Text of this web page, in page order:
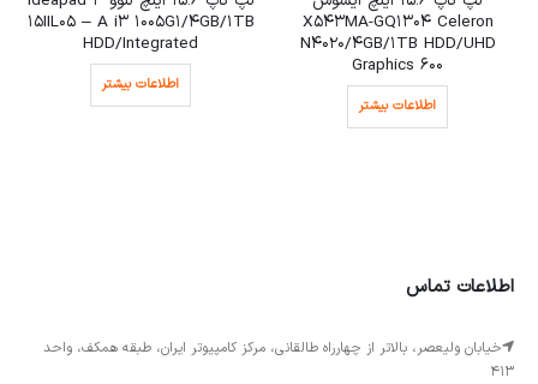
X543MA-GQ1304 Celeron
N4020/4GB/1TB HDD/UHD
Graphics 600
اطلاعات بیشتر
15IIL05 – A i3 1005G1/4GB/1TB
HDD/Integrated
اطلاعات بیشتر
اطلاعات تماس
خیابان ولیعصر، بالاتر از چهارراه طالقانی، مرکز کامپیوتر ایران، طبقه همکف، واحد
413